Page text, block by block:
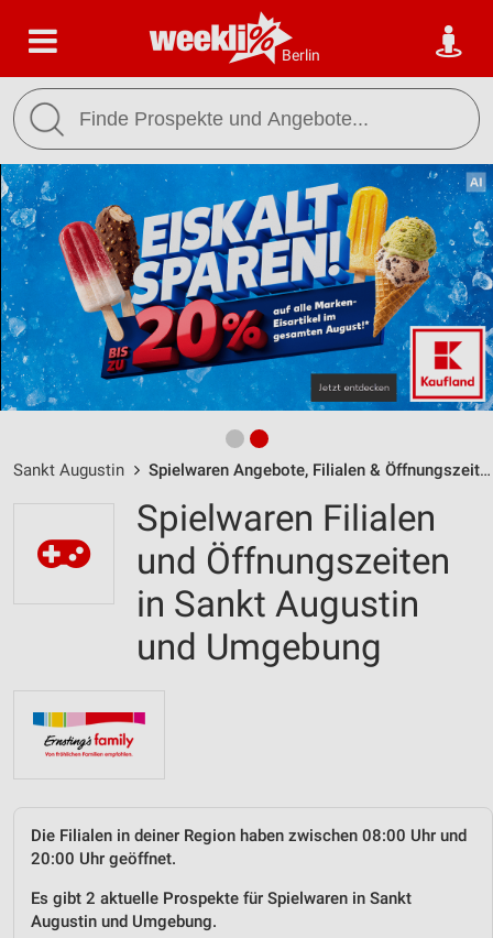
Berlin
Sankt Augustin Spielwaren Angebote, Filialen & Öffnungszeiten
Spielwaren Filialen
und Öffnungszeiten
in Sankt Augustin
und Umgebung
Die Filialen in deiner Region haben zwischen 08:00 Uhr und
20:00 Uhr geöffnet.
Es gibt 2 aktuelle Prospekte für Spielwaren in Sankt
Augustin und Umgebung.